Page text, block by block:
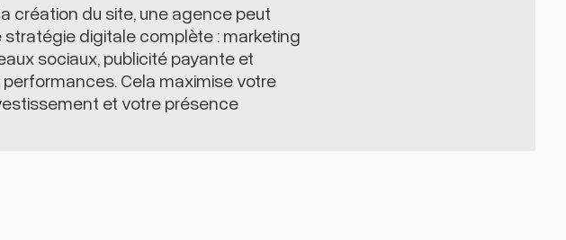
création du site, une agence peut
stratégie digitale complète : marketing
sociaux, publicité payante et
Cela maximise votre
et votre présence